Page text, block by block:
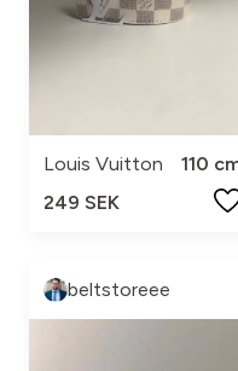
Louis Vuitton
110
249 SEK
beltstoreee